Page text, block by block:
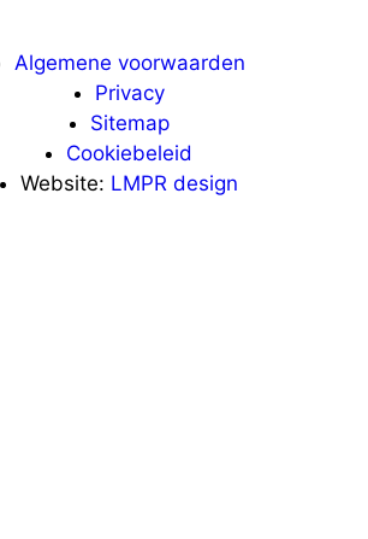
Algemene voorwaarden
Privacy
Sitemap
Cookiebeleid
Website: LMPR design